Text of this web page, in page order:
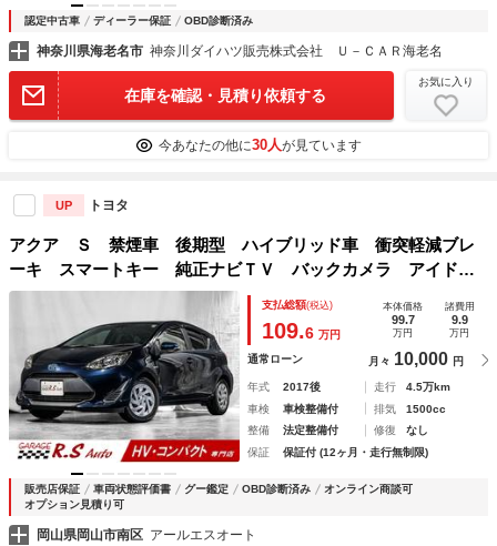
認定中古車 ディーラー保証 OBD診断済み
神奈川県海老名市 神奈川ダイハツ販売株式会社 Ｕ－ＣＡＲ海老名
在庫を確認・見積り依頼する
お気に入り
今あなたの他に30人が見ています
UP トヨタ
アクア Ｓ 禁煙車 後期型 ハイブリッド車 衝突軽減ブレ
ーキ スマートキー 純正ナビＴＶ バックカメラ アイドリ
ングストップ機能 オートライト ＣＤ Ｂｌｕｅｔｏｏｔｈ
接続 ビルトインＥＴＣ ステアリングリモコン
支払総額(税込)
109.6 万円
本体価格
99.7
万円
諸費用
9.9
万円
通常ローン 月々 10,000 円
年式 2017後 走行
4.5万km
車検
車検整備付 排気
1500cc
整備
法定整備付 修復
なし
保証
保証付 (12ヶ月・走行無制限)
販売店保証 車両状態評価書 グー鑑定 OBD診断済み
オンライン商談可
オプション見積り可
岡山県岡山市南区 アールエスオート